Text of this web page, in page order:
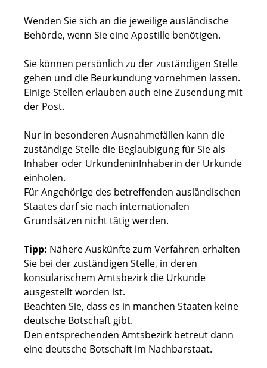
Wenden Sie sich an die jeweilige ausländische
Behörde, wenn Sie eine Apostille benötigen.
Sie können persönlich zu der zuständigen Stelle
gehen und die Beurkundung vornehmen lassen.
Einige Stellen erlauben auch eine Zusendung mit
der Post.
Nur in besonderen Ausnahmefällen kann die
zuständige Stelle die Beglaubigung für Sie als
Inhaber oder UrkundeninInhaberin der Urkunde
einholen.
Für Angehörige des betreffenden ausländischen
Staates darf sie nach internationalen
Grundsätzen nicht tätig werden.
Tipp: Nähere Auskünfte zum Verfahren erhalten
Sie bei der zuständigen Stelle, in deren
konsularischem Amtsbezirk die Urkunde
ausgestellt worden ist.
Beachten Sie, dass es in manchen Staaten keine
deutsche Botschaft gibt.
Den entsprechenden Amtsbezirk betreut dann
eine deutsche Botschaft im Nachbarstaat.